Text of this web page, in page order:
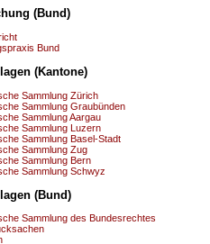
(Bund)
Bund
(Kantone)
Sammlung Zürich
Sammlung Graubünden
Sammlung Aargau
Sammlung Luzern
Sammlung Basel-Stadt
Sammlung Zug
Sammlung Bern
Sammlung Schwyz
(Bund)
Sammlung des Bundesrechtes